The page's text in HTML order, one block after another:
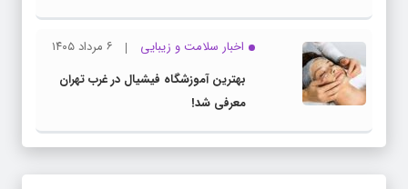
اخبار سلامت و زیبایی
۶ مرداد ۱۴۰۵
بهترین آموزشگاه فیشیال در غرب تهران
معرفی شد!